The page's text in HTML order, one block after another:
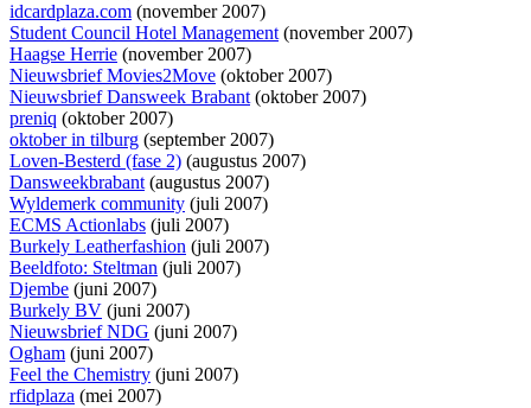
idcardplaza.com (november 2007)
Student Council Hotel Management(november 2007)
Haagse Herrie (november 2007)
Nieuwsbrief Movies2Move (oktober 2007)
Nieuwsbrief Dansweek Brabant(oktober 2007)
preniq (oktober 2007)
oktober in tilburg (september 2007)
Loven-Besterd (fase 2) (augustus 2007)
Dansweekbrabant(augustus 2007)
Wyldemerk community (juli 2007)
ECMS Actionlabs (juli 2007)
Burkely Leatherfashion (juli 2007)
Beeldfoto: Steltman (juli 2007)
Djembe (juni 2007)
Burkely BV (juni 2007)
Nieuwsbrief NDG (juni 2007)
Ogham (juni 2007)
Feel the Chemistry (juni 2007)
rfidplaza (mei 2007)